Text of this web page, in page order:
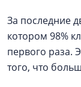
За последние
котором 98%
первого раза.
того, что